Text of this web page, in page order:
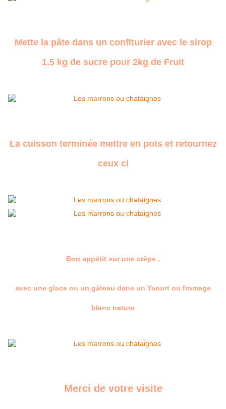
Mette la pâte dans un confiturier avec le sirop
1.5 kg de sucre pour 2kg de Fruit
La cuisson terminée mettre en pots et retournez
ceux ci
Bon appétit sur une crêpe ,
avec une glace ou un gâteau dans un Yaourt ou fromage
blanc nature
Merci de votre visite